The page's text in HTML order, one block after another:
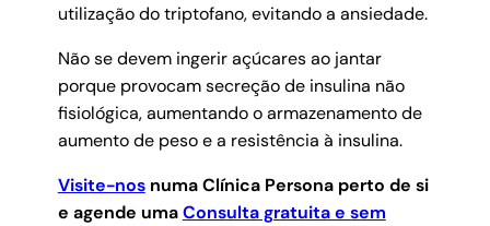
utilização do triptofano, evitando a ansiedade.
Não se devem ingerir açúcares ao jantar
porque provocam secreção de insulina não
fisiológica, aumentando o armazenamento de
aumento de peso e a resistência à insulina.
Visite-nosnuma Clínica Persona perto de si
e agende umaConsulta gratuita e sem